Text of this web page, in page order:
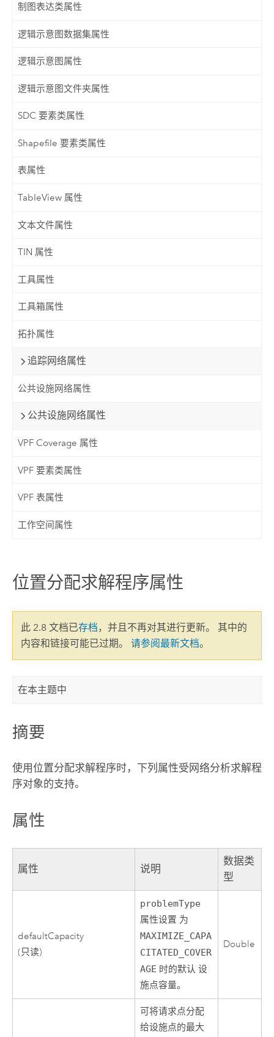
制图表达类属性
逻辑示意图数据集属性
逻辑示意图属性
逻辑示意图文件夹属性
SDC 要素类属性
Shapefile 要素类属性
表属性
TableView 属性
文本文件属性
TIN 属性
工具属性
工具箱属性
拓扑属性
追踪网络属性
公共设施网络属性
公共设施网络属性
VPF Coverage 属性
VPF 要素类属性
VPF 表属性
工作空间属性
位置分配求解程序属性
此 2.8 文档已存档，并且不再对其进行更新。 其中的
内容和链接可能已过期。 请参阅最新文档。
在本主题中
摘要
使用位置分配求解程序时，下列属性受网络分析求解程
序对象的支持。
属性
属性 说明
数据类
型
defaultCapacity
(只读)
problemType
属性设置 为
MAXIMIZE_CAPA
CITATED_COVER
AGE 时的默认 设
施点容量。
Double
可将请求点分配
给设施点的最大